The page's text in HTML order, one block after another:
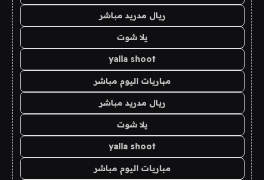
ريال مدريد مباشر
يلا شوت
yalla shoot
مباريات اليوم مباشر
ريال مدريد مباشر
يلا شوت
yalla shoot
مباريات اليوم مباشر